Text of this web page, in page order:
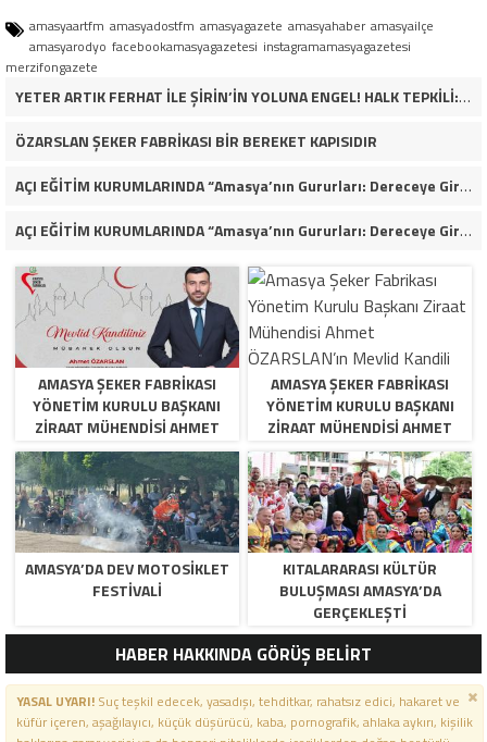
amasyaartfm amasyadostfm amasyagazete amasyahaber amasyailçe
amasyarodyo facebookamasyagazetesi instagramamasyagazetesi
merzifongazete
YETER ARTIK FERHAT İLE ŞİRİN’İN YOLUNA ENGEL! HALK TEPKİLİ: “YOLU KAPATMAK ÇÖZÜM DEĞİL, GÖREVİNİ YAP!”
ÖZARSLAN ŞEKER FABRİKASI BİR BEREKET KAPISIDIR
AÇI EĞİTİM KURUMLARINDA “Amasya’nın Gururları: Dereceye Giren Öğrenciler İçin Anlamlı Tören”
AÇI EĞİTİM KURUMLARINDA “Amasya’nın Gururları: Dereceye Giren Öğrenciler İçin Anlamlı Tören”
AMASYA ŞEKER FABRIKASI
YÖNETIM KURULU BAŞKANI
ZIRAAT MÜHENDISI AHMET
ÖZARSLAN’IN MEVLID KANDILI
MESAJI
AMASYA ŞEKER FABRIKASI
YÖNETIM KURULU BAŞKANI
ZIRAAT MÜHENDISI AHMET
ÖZARSLAN’IN MEVLID KANDILI
MESAJI
AMASYA’DA DEV MOTOSIKLET
FESTIVALI
KITALARARASI KÜLTÜR
BULUŞMASI AMASYA’DA
GERÇEKLEŞTI
HABER HAKKINDA GÖRÜŞ BELİRT
YASAL UYARI!Suç teşkil edecek, yasadışı, tehditkar, rahatsız edici, hakaret ve
küfür içeren, aşağılayıcı, küçük düşürücü, kaba, pornografik, ahlaka aykırı, kişilik